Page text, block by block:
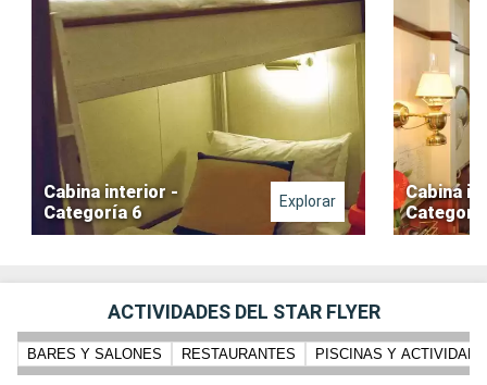
Cabina interior -
Categoría 6
Explorar
Cabina
ACTIVIDADES DEL STAR FLYER
BARES Y SALONES RESTAURANTES PISCINAS Y